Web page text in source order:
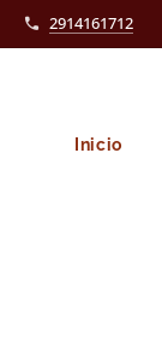
2914161712
Inicio